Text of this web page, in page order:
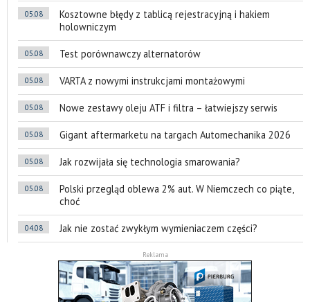
05.08
Kosztowne błędy z tablicą rejestracyjną i hakiem
holowniczym
05.08 Test porównawczy alternatorów
05.08 VARTA z nowymi instrukcjami montażowymi
05.08 Nowe zestawy oleju ATF i filtra – łatwiejszy serwis
05.08 Gigant aftermarketu na targach Automechanika 2026
05.08 Jak rozwijała się technologia smarowania?
05.08
Polski przegląd oblewa 2% aut. W Niemczech co piąte,
choć
04.08 Jak nie zostać zwykłym wymieniaczem części?
Reklama